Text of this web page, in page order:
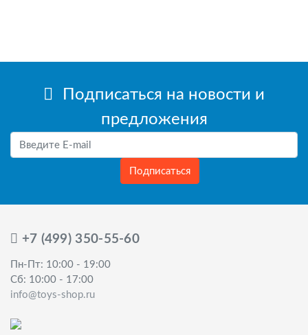
Подписаться на новости и
предложения
Подписаться
+7 (499) 350-55-60
Пн-Пт: 10:00 - 19:00
Сб: 10:00 - 17:00
info@toys-shop.ru